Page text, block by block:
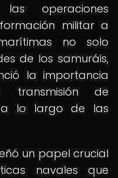
operaciones
militar a
no solo
de los samuráis,
la importancia
de
a lo largo de las
un papel crucial
navales que